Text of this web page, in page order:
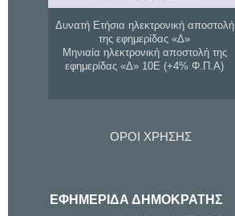
Δυνατή Ετήσια ηλεκτρονική αποστολή
της εφημερίδας «Δ»
Μηνιαία ηλεκτρονική αποστολή της
εφημερίδας «Δ» 10Ε (+4% Φ.Π.Α)
ΟΡΟΙ ΧΡΗΣΗΣ
ΕΦΗΜΕΡΙΔΑ ΔΗΜΟΚΡΑΤΗΣ